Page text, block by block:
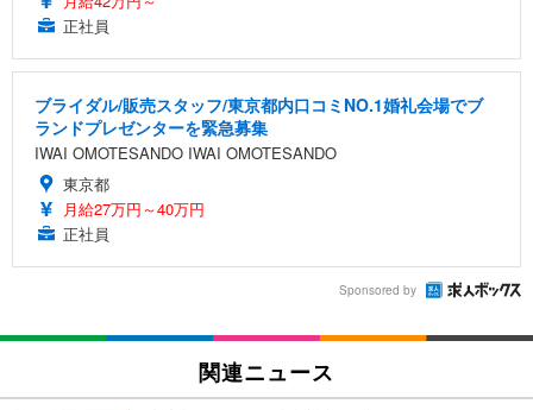
正社員
ブライダル/販売スタッフ/東京都内口コミNO.1婚礼会場でブ
ランドプレゼンターを緊急募集
IWAI OMOTESANDO IWAI OMOTESANDO
東京都
月給27万円～40万円
正社員
Sponsored by
関連ニュース